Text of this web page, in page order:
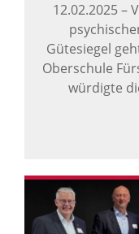
12.02.2025–
Gütesiegel
Oberschule
würdigte